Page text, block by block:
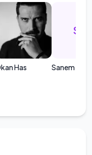
Has
SA
Sanem Ayrık